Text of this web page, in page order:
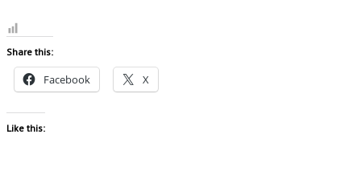
Share this:
Facebook X
Like this: